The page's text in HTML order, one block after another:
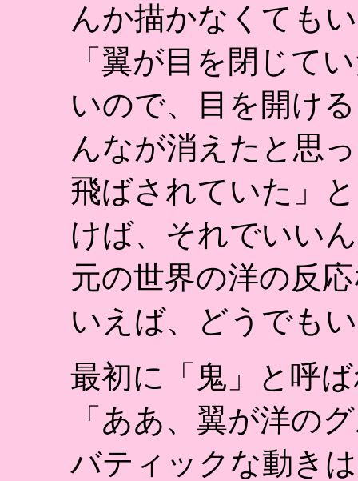
んか描かなくても
「翼が目を閉じて
いので、目を開け
んなが消えたと思
飛ばされていた」
けば、それでいい
元の世界の洋の反
いえば、どうでも
最初に「鬼」と呼
「ああ、翼が洋の
バティックな動き